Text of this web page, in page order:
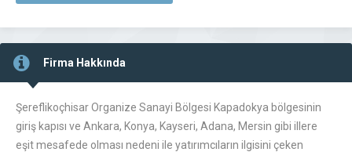
Firma Hakkında
Şereflikoçhisar Organize Sanayi Bölgesi Kapadokya bölgesinin
giriş kapısı ve Ankara, Konya, Kayseri, Adana, Mersin gibi illere
eşit mesafede olması nedeni ile yatırımcıların ilgisini çeken